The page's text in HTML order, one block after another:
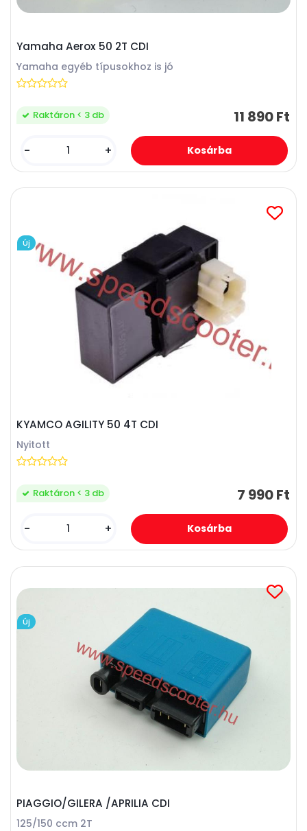
Yamaha Aerox 50 2T CDI
Yamaha egyéb típusokhoz is jó
11 890 Ft
Raktáron < 3 db
- +
KYAMCO AGILITY 50 4T CDI
Nyitott
7 990 Ft
Raktáron < 3 db
- +
Új
PIAGGIO/GILERA /APRILIA CDI
125/150 ccm 2T
Új